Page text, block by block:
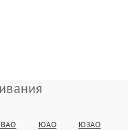
ЮАО ЮЗАО